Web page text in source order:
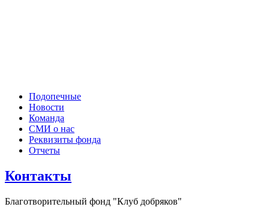
Подопечные
Новости
Команда
СМИ о нас
Реквизиты фонда
Отчеты
Контакты
Благотворительный фонд "Клуб добряков"